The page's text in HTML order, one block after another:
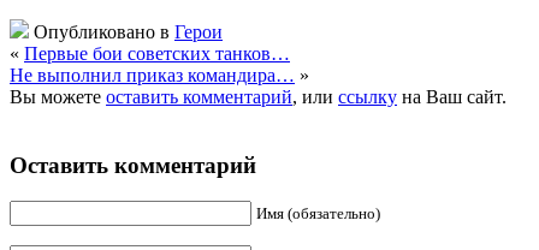
Опубликовано в Герои
« Первые бои советских танков…
Не выполнил приказ командира… »
Вы можете оставить комментарий, или ссылку на Ваш сайт.
Оставить комментарий
Имя (обязательно)